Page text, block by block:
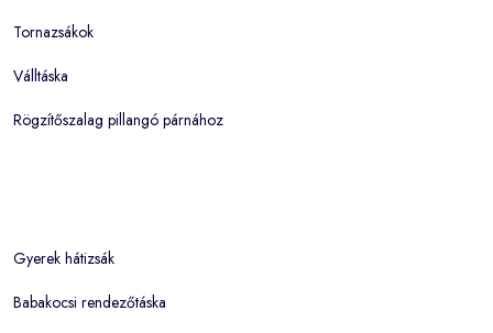
Tornazsákok
Válltáska
Rögzítőszalag pillangó párnához
Gyerek hátizsák
Babakocsi rendezőtáska